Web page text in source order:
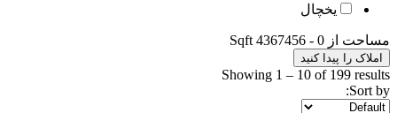
یخچال
مساحت از 0
-
4367456
Sqft
املاک را پیدا کنید
Showing 1 – 10 of 199 results
Sort by: